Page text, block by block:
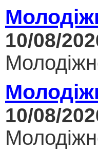
10/08/
10/08/